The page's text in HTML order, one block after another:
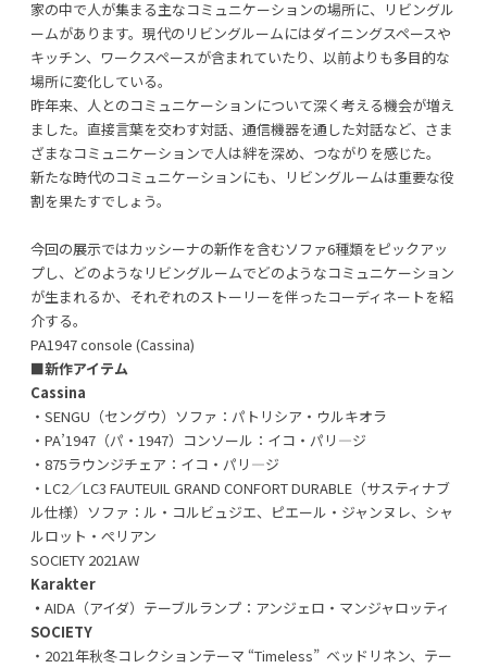
COPYRIGHT © AZSQUARE. ALL RIGHTS RESERVED
家の中で人が集まる主なコミュニケーションの場所に、リビングル
ームがあります。現代のリビングルームにはダイニングスペースや
キッチン、ワークスペースが含まれていたり、以前よりも多目的な
場所に変化している。
昨年来、人とのコミュニケーションについて深く考える機会が増え
ました。直接言葉を交わす対話、通信機器を通した対話など、さま
ざまなコミュニケーションで人は絆を深め、つながりを感じた。
新たな時代のコミュニケーションにも、リビングルームは重要な役
割を果たすでしょう。
今回の展示ではカッシーナの新作を含むソファ6種類をピックアッ
プし、どのようなリビングルームでどのようなコミュニケーション
が生まれるか、それぞれのストーリーを伴ったコーディネートを紹
介する。
PA1947 console (Cassina)
■新作アイテム
Cassina
・SENGU（セングウ）ソファ：パトリシア・ウルキオラ
・PA’1947（パ・1947）コンソール：イコ・パリ―ジ
・875ラウンジチェア：イコ・パリ―ジ
・LC2／LC3 FAUTEUIL GRAND CONFORT DURABLE（サスティナブ
ル仕様）ソファ：ル・コルビュジエ、ピエール・ジャンヌレ、シャ
ルロット・ぺリアン
SOCIETY 2021AW
Karakter
・ AIDA（アイダ）テーブルランプ：アンジェロ・マンジャロッティ
SOCIETY
・2021年秋冬コレクションテーマ “Timeless” ベッドリネン、テー